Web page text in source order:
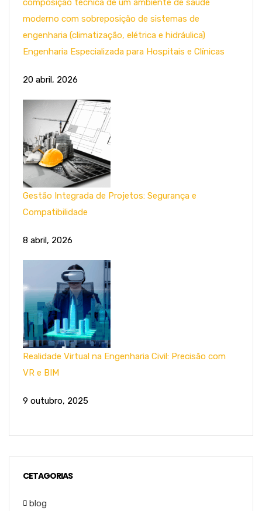
Engenharia Especializada para Hospitais e Clínicas
20 abril, 2026
Gestão Integrada de Projetos: Segurança e
Compatibilidade
8 abril, 2026
Realidade Virtual na Engenharia Civil: Precisão com
VR e BIM
9 outubro, 2025
CETAGORIAS
blog